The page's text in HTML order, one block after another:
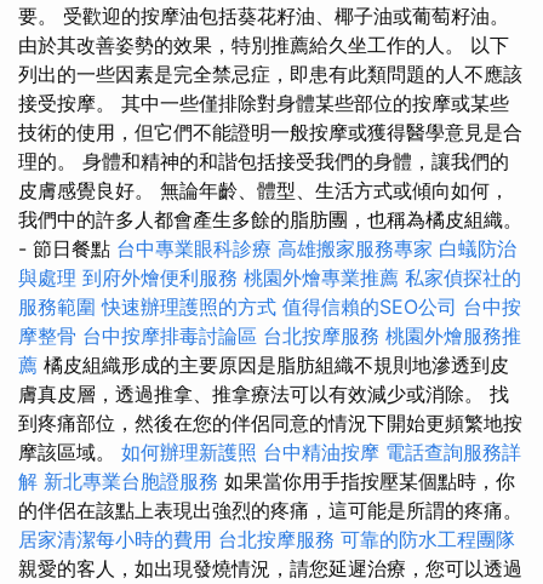
要。 受歡迎的按摩油包括葵花籽油、椰子油或葡萄籽油。
由於其改善姿勢的效果，特別推薦給久坐工作的人。 以下
列出的一些因素是完全禁忌症，即患有此類問題的人不應該
接受按摩。 其中一些僅排除對身體某些部位的按摩或某些
技術的使用，但它們不能證明一般按摩或獲得醫學意見是合
理的。 身體和精神的和諧包括接受我們的身體，讓我們的
皮膚感覺良好。 無論年齡、體型、生活方式或傾向如何，
我們中的許多人都會產生多餘的脂肪團，也稱為橘皮組織。
- 節日餐點 台中專業眼科診療 高雄搬家服務專家 白蟻防治
與處理 到府外燴便利服務 桃園外燴專業推薦 私家偵探社的
服務範圍 快速辦理護照的方式 值得信賴的SEO公司 台中按
摩整骨 台中按摩排毒討論區 台北按摩服務 桃園外燴服務推
薦 橘皮組織形成的主要原因是脂肪組織不規則地滲透到皮
膚真皮層，透過推拿、推拿療法可以有效減少或消除。 找
到疼痛部位，然後在您的伴侶同意的情況下開始更頻繁地按
摩該區域。 如何辦理新護照 台中精油按摩 電話查詢服務詳
解 新北專業台胞證服務 如果當你用手指按壓某個點時，你
的伴侶在該點上表現出強烈的疼痛，這可能是所謂的疼痛。
居家清潔每小時的費用 台北按摩服務 可靠的防水工程團隊
親愛的客人，如出現發燒情況，請您延遲治療，您可以透過